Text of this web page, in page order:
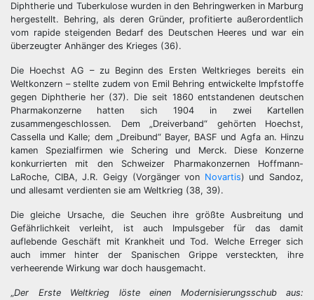
Diphtherie und Tuberkulose wurden in den Behringwerken in Marburg
hergestellt. Behring, als deren Gründer, profitierte außerordentlich
vom rapide steigenden Bedarf des Deutschen Heeres und war ein
überzeugter Anhänger des Krieges (36).
Die Hoechst AG – zu Beginn des Ersten Weltkrieges bereits ein
Weltkonzern – stellte zudem von Emil Behring entwickelte Impfstoffe
gegen Diphtherie her (37). Die seit 1860 entstandenen deutschen
Pharmakonzerne hatten sich 1904 in zwei Kartellen
zusammengeschlossen. Dem „Dreiverband“ gehörten Hoechst,
Cassella und Kalle; dem „Dreibund“ Bayer, BASF und Agfa an. Hinzu
kamen Spezialfirmen wie Schering und Merck. Diese Konzerne
konkurrierten mit den Schweizer Pharmakonzernen Hoffmann-
LaRoche, CIBA, J.R. Geigy (Vorgänger von Novartis) und Sandoz,
und allesamt verdienten sie am Weltkrieg (38, 39).
Die gleiche Ursache, die Seuchen ihre größte Ausbreitung und
Gefährlichkeit verleiht, ist auch Impulsgeber für das damit
auflebende Geschäft mit Krankheit und Tod. Welche Erreger sich
auch immer hinter der Spanischen Grippe versteckten, ihre
verheerende Wirkung war doch hausgemacht.
„Der Erste Weltkrieg löste einen Modernisierungsschub aus: